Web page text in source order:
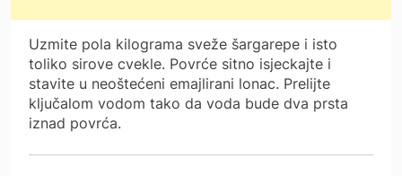
Uzmite pola kilograma sveže šargarepe i isto
toliko sirove cvekle. Povrće sitno isjeckajte i
stavite u neoštećeni emajlirani lonac. Prelijte
ključalom vodom tako da voda bude dva prsta
iznad povrća.